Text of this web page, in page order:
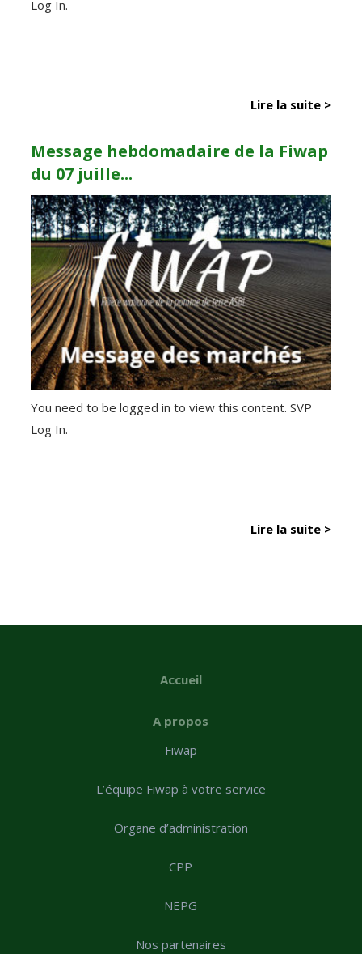
Log In.
Lire la suite >
Message hebdomadaire de la Fiwap
du 07 juille...
You need to be logged in to view this content. SVP
Log In.
Lire la suite >
Accueil
A propos
Fiwap
L’équipe Fiwap à votre service
Organe d’administration
CPP
NEPG
Nos partenaires